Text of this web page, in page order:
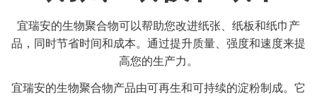
宜瑞安的生物聚合物可以帮助您改进纸张、纸板和纸巾产
品，同时节省时间和成本。通过提升质量、强度和速度来提
高您的生产力。
宜瑞安的生物聚合物产品由可再生和可持续的淀粉制成。它